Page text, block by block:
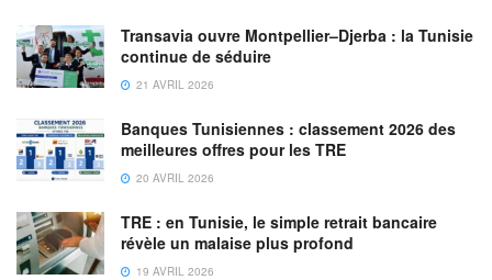
Ce dispositif a pour objectif de faciliter, pendant la
traversée, l’ensemble des formalités administratives,
douanières et sanitaires, afin que le voyage, l’arrivée et le
satisfaisante.
Ainsi, les représentations diplomatiques et consulaires
sont appelées à faciliter toutes les démarches consulaires
et administratives requises par les concitoyens marocains
et les étrangers souhaitant visiter le Maroc, et à répondre
Transavia ouvre Montpellier–Djerba : la Tunisie
continue de séduire
21 AVRIL 2026
Banques Tunisiennes : classement 2026 des
meilleures offres pour les TRE
20 AVRIL 2026
TRE : en Tunisie, le simple retrait bancaire
révèle un malaise plus profond
19 AVRIL 2026